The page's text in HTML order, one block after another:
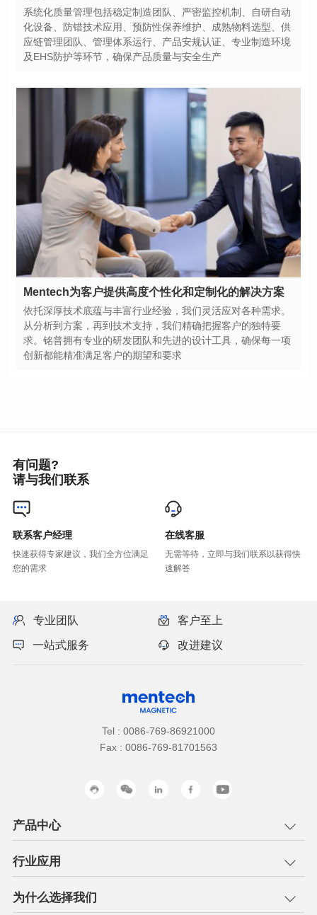
及EHS防护等环节，确保产品质量与安全生产
Mentech为客户提供高度个性化和定制化的解决方案
创新都能精准满足客户的期望和要求
有问题?
请与我们联系
联系客户经理
您的需求
在线客服
速解答
专业团队 客户至上
一站式服务 改进建议
Tel : 0086-769-86921000
Fax : 0086-769-81701563
产品中心
行业应用
为什么选择我们